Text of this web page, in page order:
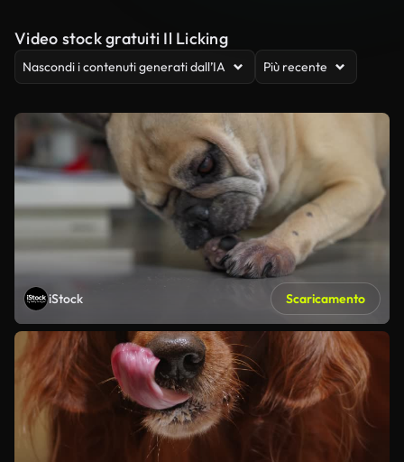
Video stock gratuiti Il Licking
Nascondi i contenuti generati dall’IA Più recente
iStock Scaricamento